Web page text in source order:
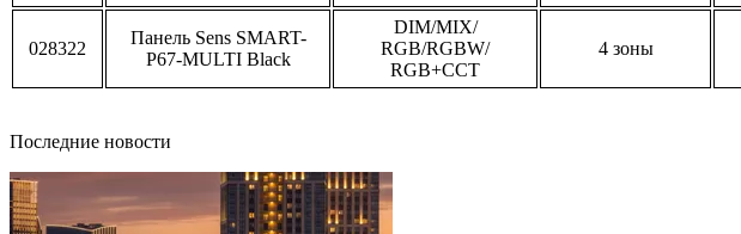
028322
Панель Sens SMART-
P67-MULTI Black
DIM/MIX/
RGB/RGBW/
RGB+CCT
4 зоны
Последние новости